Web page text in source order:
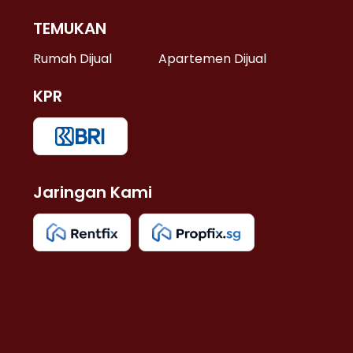
TEMUKAN
Rumah Dijual Apartemen Dijual
KPR
Jaringan Kami